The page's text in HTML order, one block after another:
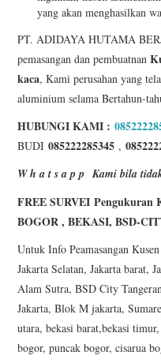
yang akan menghasilkan
PT. ADIDAYA HUTAMA
pemasangan dan pembuatnan
kaca, Kami perusahan yang
aluminium selama Bertahun-
HUBUNGI KAMI :
BUDI085222285345 ,
W h a t s a p p Kami bila
FREE SURVEI
BOGOR , BEKASI, BSD-
Untuk Info Peamasangan
Jakarta Selatan, Jakarta barat,
Alam Sutra, BSD City
Jakarta, Blok M jakarta,
utara, bekasi barat,bekasi
bogor, puncak bogor, cisarua